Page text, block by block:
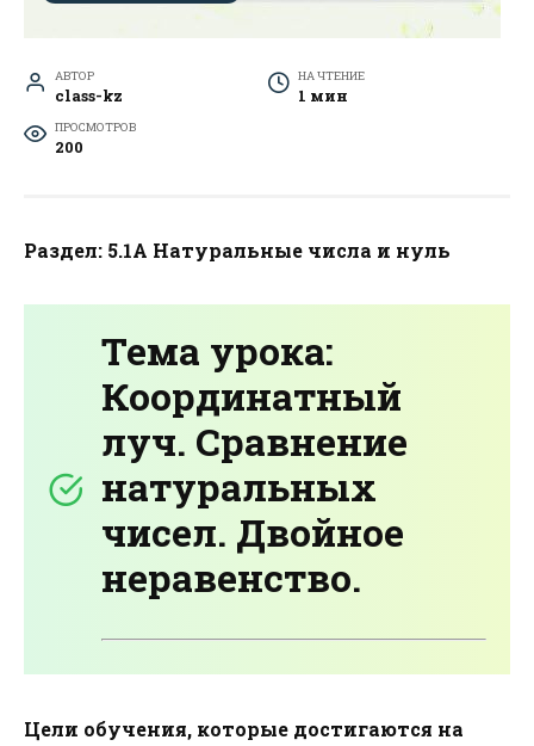
АВТОР
class-kz
НА ЧТЕНИЕ
1 мин
ПРОСМОТРОВ
200
Раздел: 5.1А Натуральные числа и нуль
Тема урока:
Координатный
луч. Сравнение
натуральных
чисел. Двойное
неравенство.
Цели обучения, которые достигаются на